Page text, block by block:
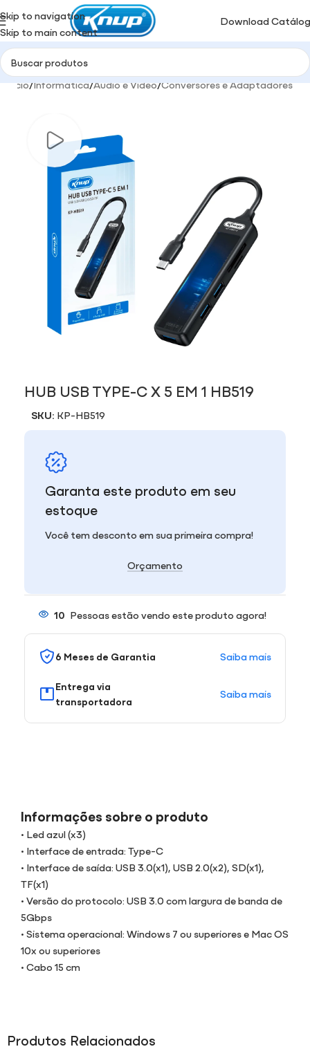
Skip to navigation
Skip to main content
Download
Início/Informática/Audio e Video/Conversores e Adaptadores
HUB USB TYPE-C X 5 EM 1 HB519
SKU: KP-HB519
Garanta este produto em seu
estoque
Você tem desconto em sua primeira compra!
Orçamento
10 Pessoas estão vendo este produto agora!
6 Meses de Garantia Saiba mais
Entrega via
transportadora
Saiba mais
Informações sobre o produto
• Led azul (x3)
• Interface de entrada: Type-C
• Interface de saída: USB 3.0(x1), USB 2.0(x2), SD(x1),
TF(x1)
• Versão do protocolo: USB 3.0 com largura de banda de
5Gbps
• Sistema operacional: Windows 7 ou superiores e Mac OS
10x ou superiores
• Cabo 15 cm
Produtos Relacionados